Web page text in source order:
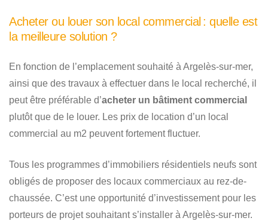
Acheter ou louer son local commercial : quelle est
la meilleure solution ?
En fonction de l’emplacement souhaité à Argelès-sur-mer,
ainsi que des travaux à effectuer dans le local recherché, il
peut être préférable d’acheter un bâtiment commercial
plutôt que de le louer. Les prix de location d’un local
commercial au m2 peuvent fortement fluctuer.
Tous les programmes d’immobiliers résidentiels neufs sont
obligés de proposer des locaux commerciaux au rez-de-
chaussée. C’est une opportunité d’investissement pour les
porteurs de projet souhaitant s’installer à Argelès-sur-mer.